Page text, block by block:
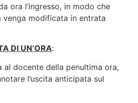
ora l’ingresso, in modo che
venga modificata in entrata
DI UN’ORA:
al docente della penultima ora,
l’uscita anticipata sul